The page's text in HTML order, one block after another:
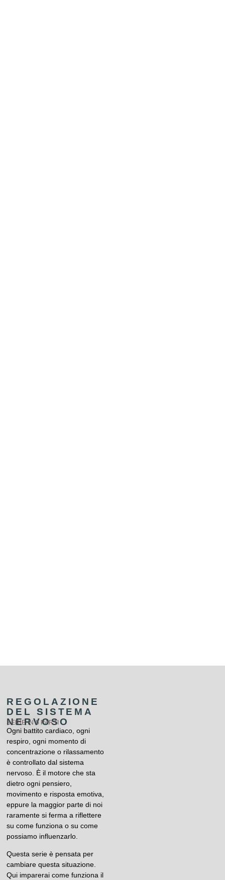
REGOLAZIONE
DEL SISTEMA
NERVOSO
SERIE IN 5 PARTI
Ogni battito cardiaco, ogni
respiro, ogni momento di
concentrazione o rilassamento
è controllato dal sistema
nervoso. È il motore che sta
dietro ogni pensiero,
movimento e risposta emotiva,
eppure la maggior parte di noi
raramente si ferma a riflettere
su come funziona o su come
possiamo influenzarlo.
Questa serie è pensata per
cambiare questa situazione.
Qui imparerai come funziona il